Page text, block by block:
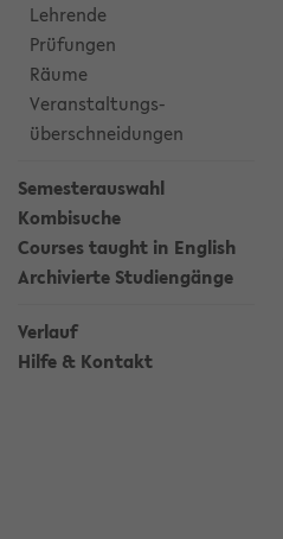
Lehrende
Prüfungen
Räume
Veranstaltungs-
überschneidungen
Semesterauswahl
Kombisuche
Courses taught in English
Archivierte Studiengänge
Verlauf
Hilfe & Kontakt